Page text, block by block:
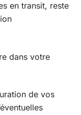
en transit, reste
dans votre
de vos